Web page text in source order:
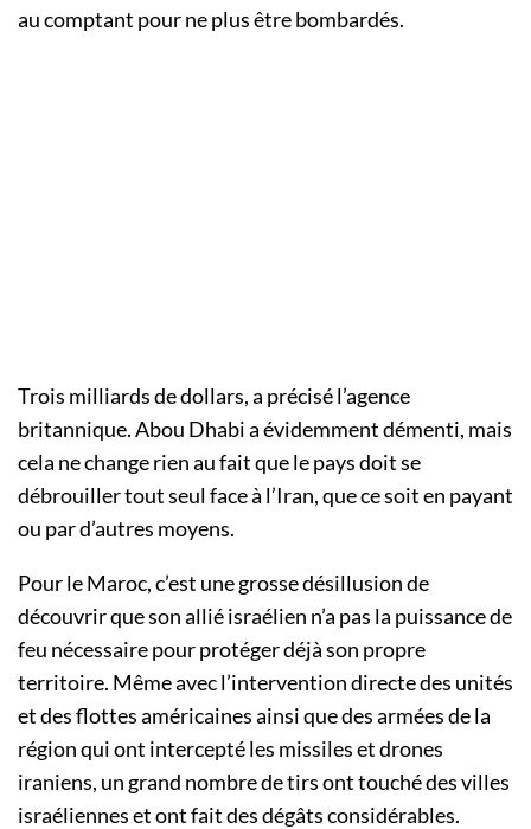
au comptant pour ne plus être bombardés.
Trois milliards de dollars, a précisé l’agence
britannique. Abou Dhabi a évidemment démenti, mais
cela ne change rien au fait que le pays doit se
débrouiller tout seul face à l’Iran, que ce soit en payant
ou par d’autres moyens.
Pour le Maroc, c’est une grosse désillusion de
découvrir que son allié israélien n’a pas la puissance de
feu nécessaire pour protéger déjà son propre
territoire. Même avec l’intervention directe des unités
et des flottes américaines ainsi que des armées de la
région qui ont intercepté les missiles et drones
iraniens, un grand nombre de tirs ont touché des villes
israéliennes et ont fait des dégâts considérables.